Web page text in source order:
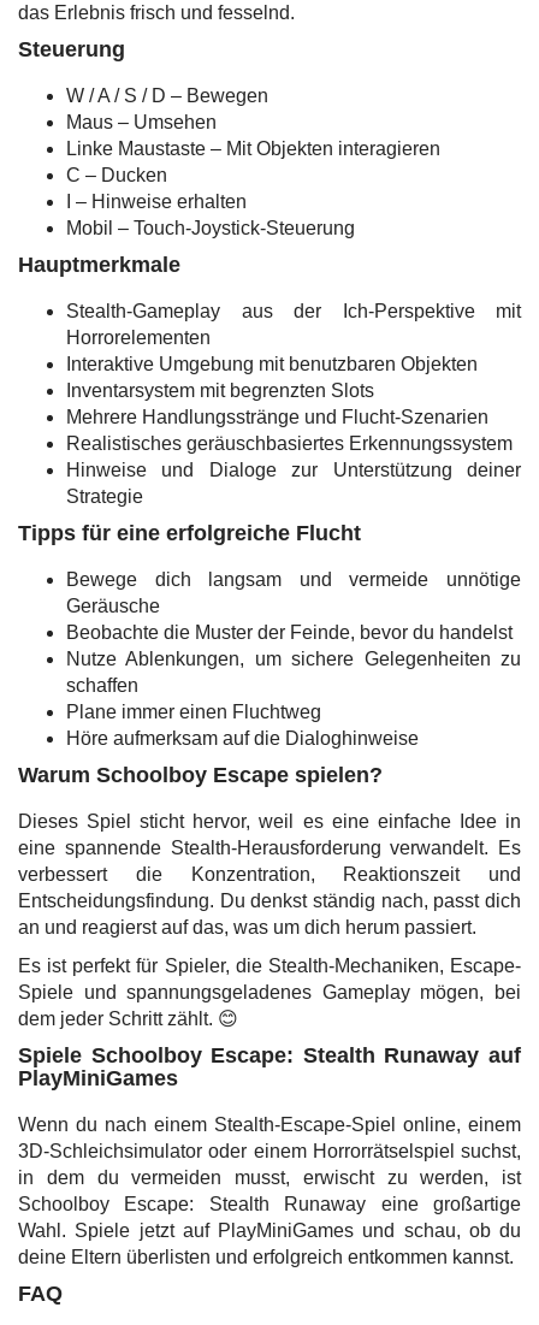
das Erlebnis frisch und fesselnd.
Steuerung
W / A / S / D – Bewegen
Maus – Umsehen
Linke Maustaste – Mit Objekten interagieren
C – Ducken
I – Hinweise erhalten
Mobil – Touch-Joystick-Steuerung
Hauptmerkmale
Stealth-Gameplay aus der Ich-Perspektive mit
Horrorelementen
Interaktive Umgebung mit benutzbaren Objekten
Inventarsystem mit begrenzten Slots
Mehrere Handlungsstränge und Flucht-Szenarien
Realistisches geräuschbasiertes Erkennungssystem
Hinweise und Dialoge zur Unterstützung deiner
Strategie
Tipps für eine erfolgreiche Flucht
Bewege dich langsam und vermeide unnötige
Geräusche
Beobachte die Muster der Feinde, bevor du handelst
Nutze Ablenkungen, um sichere Gelegenheiten zu
schaffen
Plane immer einen Fluchtweg
Höre aufmerksam auf die Dialoghinweise
Warum Schoolboy Escape spielen?
Dieses Spiel sticht hervor, weil es eine einfache Idee in
eine spannende Stealth-Herausforderung verwandelt. Es
verbessert die Konzentration, Reaktionszeit und
Entscheidungsfindung. Du denkst ständig nach, passt dich
an und reagierst auf das, was um dich herum passiert.
Es ist perfekt für Spieler, die Stealth-Mechaniken, Escape-
Spiele und spannungsgeladenes Gameplay mögen, bei
dem jeder Schritt zählt. 😊
Spiele Schoolboy Escape: Stealth Runaway auf
PlayMiniGames
Wenn du nach einem Stealth-Escape-Spiel online, einem
3D-Schleichsimulator oder einem Horrorrätselspiel suchst,
in dem du vermeiden musst, erwischt zu werden, ist
Schoolboy Escape: Stealth Runaway eine großartige
Wahl. Spiele jetzt auf PlayMiniGames und schau, ob du
deine Eltern überlisten und erfolgreich entkommen kannst.
FAQ